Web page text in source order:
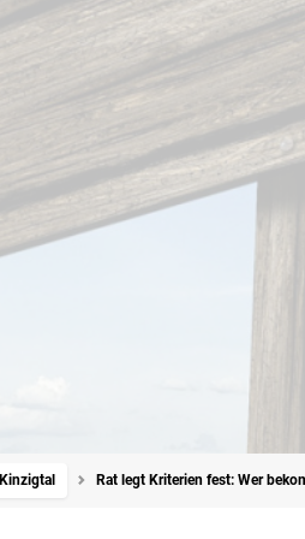
Kinzigtal Rat legt Kriterien fest: Wer